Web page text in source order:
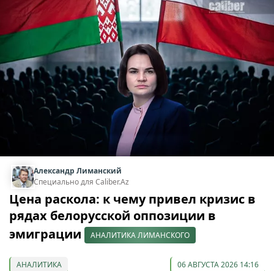
Александр Лиманский
Специально для Caliber.Az
Цена раскола: к чему привел кризис в
рядах белорусской оппозиции в
эмиграции
АНАЛИТИКА ЛИМАНСКОГО
АНАЛИТИКА 06 АВГУСТА 2026 14:16